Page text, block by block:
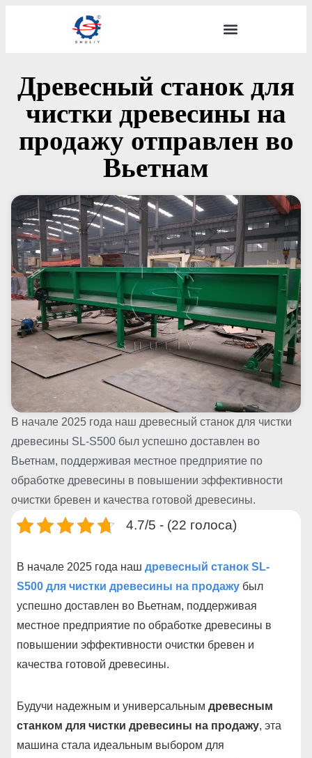
Древесный станок для
чистки древесины на
продажу отправлен во
Вьетнам
В начале 2025 года наш древесный станок для чистки
древесины SL-S500 был успешно доставлен во
Вьетнам, поддерживая местное предприятие по
обработке древесины в повышении эффективности
очистки бревен и качества готовой древесины.
4.7/5 - (22 голоса)
В начале 2025 года наш древесный станок SL-
S500 для чистки древесины на продажу был
успешно доставлен во Вьетнам, поддерживая
местное предприятие по обработке древесины в
повышении эффективности очистки бревен и
качества готовой древесины.
Будучи надежным и универсальным древесным
станком для чистки древесины на продажу, эта
машина стала идеальным выбором для